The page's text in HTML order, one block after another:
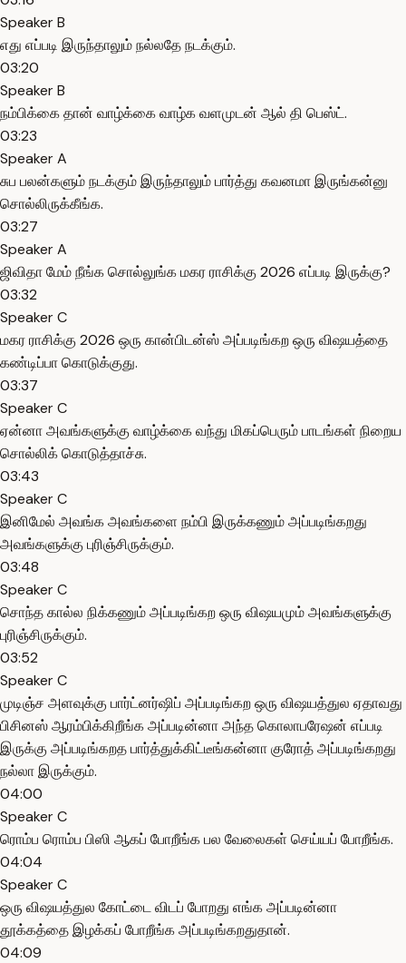
Speaker B
எது எப்படி இருந்தாலும் நல்லதே நடக்கும்.
03:20
Speaker B
நம்பிக்கை தான் வாழ்க்கை வாழ்க வளமுடன் ஆல் தி பெஸ்ட்.
03:23
Speaker A
சுப பலன்களும் நடக்கும் இருந்தாலும் பார்த்து கவனமா இருங்கன்னு
சொல்லிருக்கீங்க.
03:27
Speaker A
ஜிவிதா மேம் நீங்க சொல்லுங்க மகர ராசிக்கு 2026 எப்படி இருக்கு?
03:32
Speaker C
மகர ராசிக்கு 2026 ஒரு கான்பிடன்ஸ் அப்படிங்கற ஒரு விஷயத்தை
கண்டிப்பா கொடுக்குது.
03:37
Speaker C
ஏன்னா அவங்களுக்கு வாழ்க்கை வந்து மிகப்பெரும் பாடங்கள் நிறைய
சொல்லிக் கொடுத்தாச்சு.
03:43
Speaker C
இனிமேல் அவங்க அவங்களை நம்பி இருக்கணும் அப்படிங்கறது
அவங்களுக்கு புரிஞ்சிருக்கும்.
03:48
Speaker C
சொந்த கால்ல நிக்கணும் அப்படிங்கற ஒரு விஷயமும் அவங்களுக்கு
புரிஞ்சிருக்கும்.
03:52
Speaker C
முடிஞ்ச அளவுக்கு பார்ட்னர்ஷிப் அப்படிங்கற ஒரு விஷயத்துல ஏதாவது
பிசினஸ் ஆரம்பிக்கிறீங்க அப்படின்னா அந்த கொலாபரேஷன் எப்படி
இருக்கு அப்படிங்கறத பார்த்துக்கிட்டீங்கன்னா குரோத் அப்படிங்கறது
நல்லா இருக்கும்.
04:00
Speaker C
ரொம்ப ரொம்ப பிஸி ஆகப் போறீங்க பல வேலைகள் செய்யப் போறீங்க.
04:04
Speaker C
ஒரு விஷயத்துல கோட்டை விடப் போறது எங்க அப்படின்னா
தூக்கத்தை இழக்கப் போறீங்க அப்படிங்கறதுதான்.
04:09